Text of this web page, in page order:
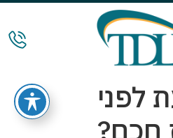
לפני
חכם?